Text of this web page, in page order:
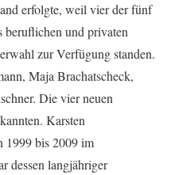
erfolgte, weil vier der fünf
beruflichen und privaten
zur Verfügung standen.
Maja Brachatscheck,
Die vier neuen
Karsten
1999 bis 2009 im
dessen langjähriger